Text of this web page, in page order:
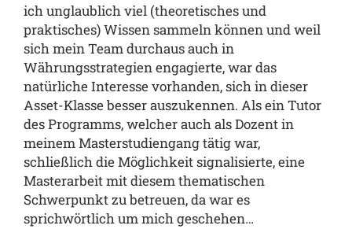
ich unglaublich viel (theoretisches und
praktisches) Wissen sammeln können und weil
sich mein Team durchaus auch in
Währungsstrategien engagierte, war das
natürliche Interesse vorhanden, sich in dieser
Asset-Klasse besser auszukennen. Als ein Tutor
des Programms, welcher auch als Dozent in
meinem Masterstudiengang tätig war,
schließlich die Möglichkeit signalisierte, eine
Masterarbeit mit diesem thematischen
Schwerpunkt zu betreuen, da war es
sprichwörtlich um mich geschehen…